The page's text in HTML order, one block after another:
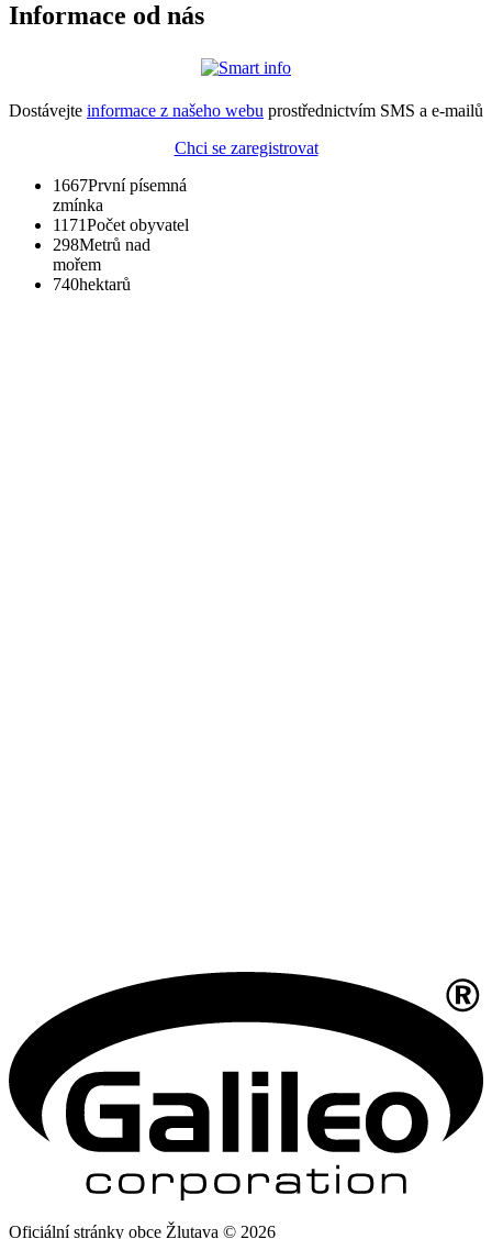
Informace od nás
Dostávejte informace z našeho webu prostřednictvím SMS a e-mailů
Chci se zaregistrovat
1667První písemná
zmínka
1171Počet obyvatel
298Metrů nad
mořem
740hektarů
Oficiální stránky obce Žlutava © 2026